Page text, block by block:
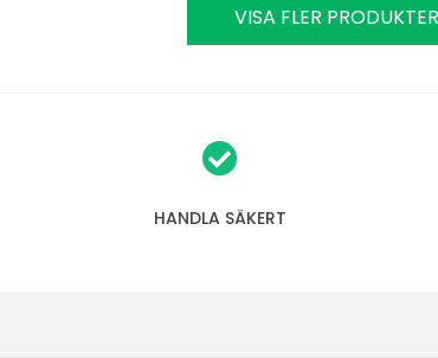
VISA FLER PRODUKTER
HANDLA SÄKERT